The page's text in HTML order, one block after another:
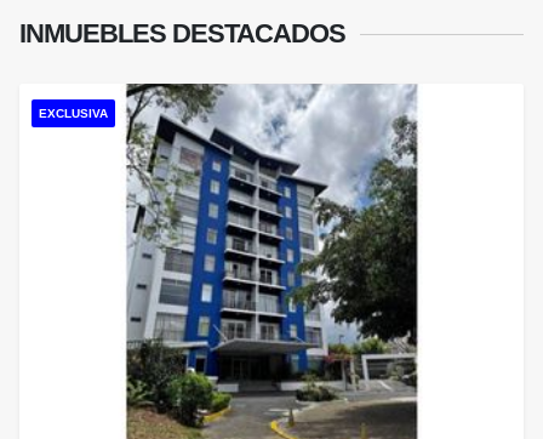
INMUEBLES DESTACADOS
EXCLUSIVA